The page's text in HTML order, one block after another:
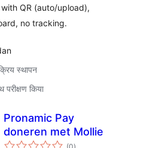
QR (auto/upload),
no tracking.
स्थापन
किया
Pronamic Pay
doneren met Mollie
कुल